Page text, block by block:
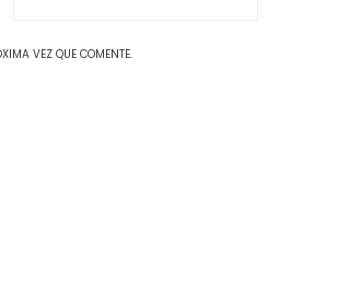
VEZ QUE COMENTE.